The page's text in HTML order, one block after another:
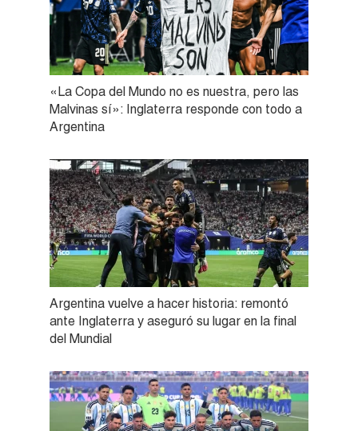
«La Copa del Mundo no es nuestra, pero las
Malvinas sí»: Inglaterra responde con todo a
Argentina
Argentina vuelve a hacer historia: remontó
ante Inglaterra y aseguró su lugar en la final
del Mundial